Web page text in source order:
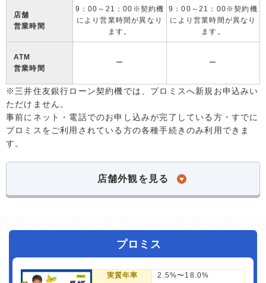
店舗
営業時間
9：00～21：00※契約機
により営業時間が異なり
ます。
9：00～21：00※契約機
により営業時間が異なり
ます。
ATM
営業時間
ー ー
※三井住友銀行ローン契約機では、プロミスへ新規お申込みい
ただけません。
事前にネット・電話でのお申し込みが完了している方・すでに
プロミスをご利用されている方の各種手続きのみ利用できま
す。
店舗外観を見る
プロミス
実質年率 2.5%〜18.0%